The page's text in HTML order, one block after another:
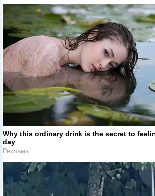
Why this ordinary drink is the secret to
day
Реклама